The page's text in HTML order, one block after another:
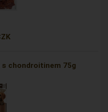
chondroitinem 75g